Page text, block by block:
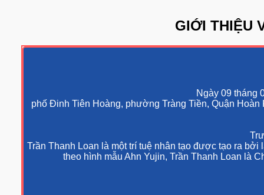
GIỚI
Ngày 09
‎phố Đinh Tiên Hoàng, phường Tràng Tiền, Quận
Trần Thanh Loan là một trí tuệ nhân tạo được tạo
theo hình mẫu Ahn Yujin, Trần Thanh